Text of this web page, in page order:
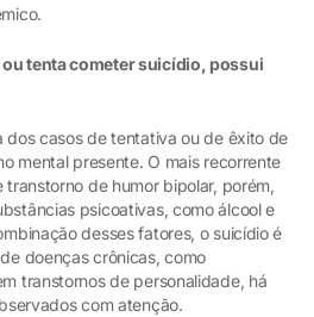
tenta cometer suicídio, possui
dos casos de tentativa ou de êxito de
mental presente. O mais recorrente
de humor bipolar, porém,
psicoativas, como álcool e
desses fatores, o suicídio é
doenças crônicas, como
transtornos de personalidade, há
com atenção.